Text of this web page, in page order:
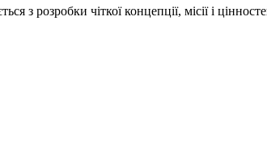
розробки чіткої концепції, місії і